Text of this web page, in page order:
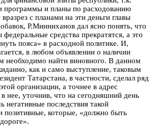
программы и планы по расходованию
с планами на эти деньги главы
Р.Минниханов дал ясно понять, что
средства прекратятся, а это
пояса» в расходной политике. И,
в любом объявлении о наличии
необходимо найти виновного. В данном
как и само выступление, таковым
Татарстана, в частности, сделал ряд
организации, а точнее в адрес
нее, уточнив, что на сегодняшний день
последствия такой
позитивные, которые, «должно быть